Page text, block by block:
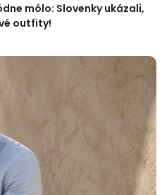
mólo: Slovenky ukázali,
outfity!